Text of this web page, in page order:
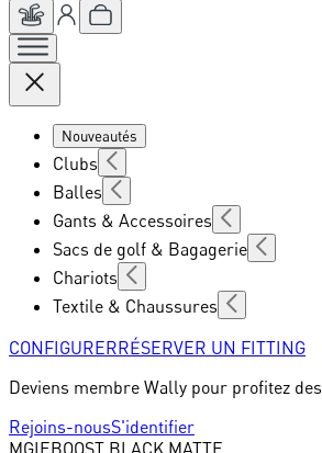
Nouveautés
Clubs
Balles
Gants & Accessoires
Sacs de golf & Bagagerie
Chariots
Textile & Chaussures
CONFIGURERRÉSERVER UN FITTING
Deviens membre Wally pour profitez
Rejoins-nousS'identifier
MGIEBOOST BLACK MATTE